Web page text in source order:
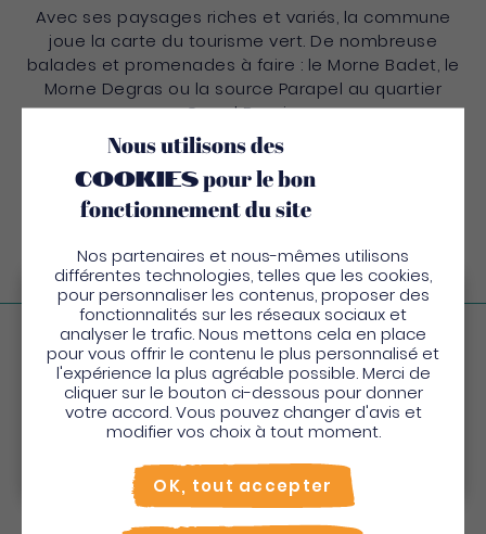
Avec ses paysages riches et variés, la commune
joue la carte du tourisme vert. De nombreuse
balades et promenades à faire : le Morne Badet, le
Morne Degras ou la source Parapel au quartier
Grand Bassin.
Ne manquez pas de visiter : le Musée des Arts et
Traditions Populaires qui témoigne de la richesse
du patrimoine culturel de la Martinique ; son église
et sa cloche Sébastopol ramenée de la guerre de
Crimée…
Visitez la commune
Bienvenue en Martinique
Pour profiter de votre séjour et trouver des
activités en quelques clics, activez le mode “sur
place”.
Utiliser le mode surplace
Nous utilisons des
cookiespour le bon
fonctionnement du site
Nos partenaires et nous-mêmes utilisons
différentes technologies, telles que les cookies,
pour personnaliser les contenus, proposer des
fonctionnalités sur les réseaux sociaux et
analyser le trafic. Nous mettons cela en place
pour vous offrir le contenu le plus personnalisé et
l'expérience la plus agréable possible. Merci de
cliquer sur le bouton ci-dessous pour donner
votre accord. Vous pouvez changer d'avis et
modifier vos choix à tout moment.
OK, tout accepter